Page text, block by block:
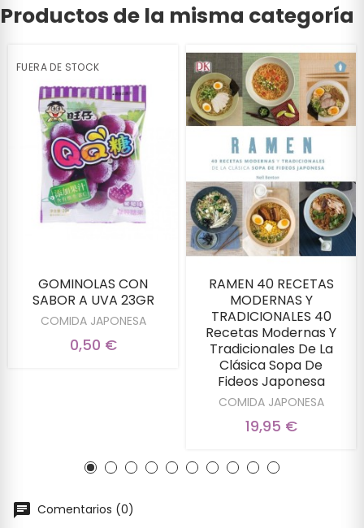
Productos de la misma categoría
FUERA DE STOCK
GOMINOLAS CON
SABOR A UVA 23GR
COMIDA JAPONESA
0,50 €
RAMEN 40 RECETAS
MODERNAS Y
TRADICIONALES 40
Recetas Modernas Y
Tradicionales De La
Clásica Sopa De
Fideos Japonesa
COMIDA JAPONESA
19,95 €
Comentarios (0)